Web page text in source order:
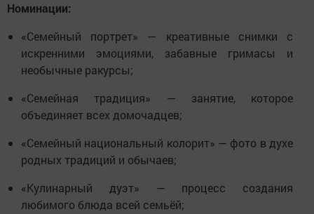
Номинации:
«Семейный портрет» — креативные снимки с
искренними эмоциями, забавные гримасы и
необычные ракурсы;
«Семейная традиция» — занятие, которое
объединяет всех домочадцев;
«Семейный национальный колорит» — фото в духе
родных традиций и обычаев;
«Кулинарный дуэт» — процесс создания
любимого блюда всей семьёй;